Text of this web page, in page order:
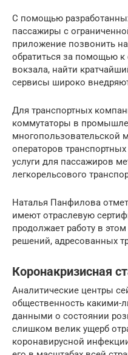
С помощью
пассажиры с
приложение позвонить
обратиться за помощью к
вокзала, найти
сервисы широко
Для транспортных
коммутаторы в
многопользовательской
операторов
услуги для пассажиров
легкорельсового
Наталья Панфилова
имеют отраслевую
продолжает работу в
решений, адресованных
Коронакризисная
Аналитические центры
общественность
данными о состоянии
слишком велик ущерб
коронавирусной